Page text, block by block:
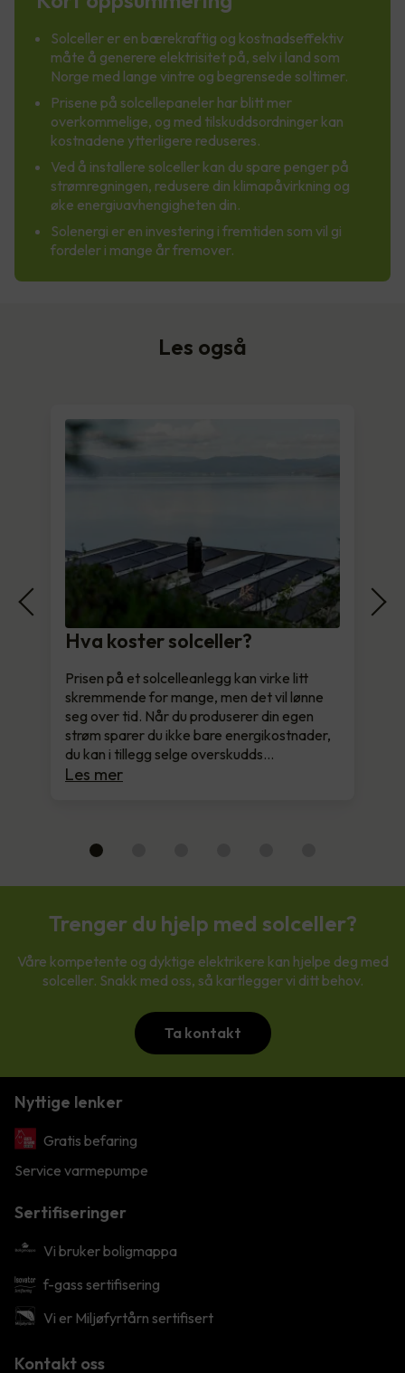
Solceller er en bærekraftig og kostnadseffektiv
måte å generere elektrisitet på, selv i land som
Norge med lange vintre og begrensede soltimer.
Prisene på solcellepaneler har blitt mer
overkommelige, og med tilskuddsordninger kan
kostnadene ytterligere reduseres.
Ved å installere solceller kan du spare penger på
strømregningen, redusere din klimapåvirkning og
øke energiuavhengigheten din.
Solenergi er en investering i fremtiden som vil gi
fordeler i mange år fremover.
Les også
Hva koster solceller?
Prisen på et solcelleanlegg kan virke litt
skremmende for mange, men det vil lønne
seg over tid. Når du produserer din egen
strøm sparer du ikke bare energikostnader,
du kan i tillegg selge overskudds…
Les mer
Trenger du hjelp med solceller?
Våre kompetente og dyktige elektrikere kan hjelpe deg med
solceller. Snakk med oss, så kartlegger vi ditt behov.
Ta kontakt
Nyttige lenker
Gratis befaring
Service varmepumpe
Sertifiseringer
Vi bruker boligmappa
f-gass sertifisering
Vi er Miljøfyrtårn sertifisert
Kontakt oss